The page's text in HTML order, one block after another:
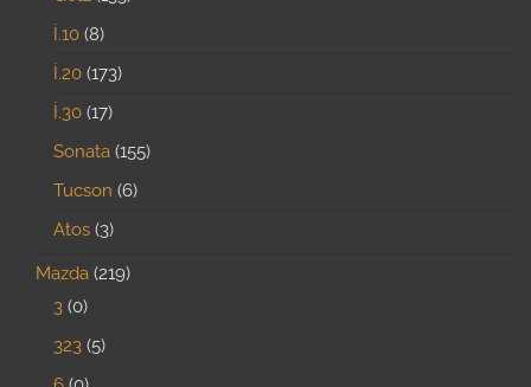
İ.10 8
İ.20 173
İ.30 17
Sonata 155
Tucson 6
Atos 3
Mazda 219
3 0
323 5